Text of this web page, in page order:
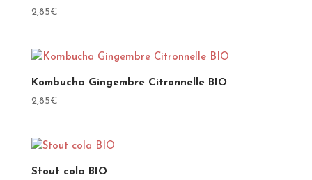
2,85€
Kombucha Gingembre Citronnelle BIO
2,85€
Stout cola BIO